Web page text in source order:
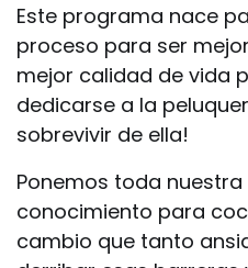
Este programa nace
proceso para ser
mejor calidad de vida
dedicarse a la
sobrevivir de ella!
Ponemos toda
conocimiento para
cambio que tanto